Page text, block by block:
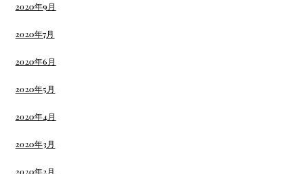
2020年9月
2020年7月
2020年6月
2020年5月
2020年4月
2020年3月
2020年2月